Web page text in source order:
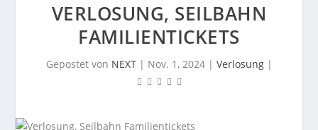
VERLOSUNG, SEILBAHN
FAMILIENTICKETS
Gepostet von NEXT| Nov. 1, 2024| Verlosung|